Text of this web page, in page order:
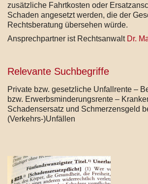
zusätzliche Fahrtkosten oder
Schaden angesetzt werden, die der
Rechtsberatung übersehen würde.
Ansprechpartner ist Rechtsanwalt Dr.
Relevante Suchbegriffe
Private bzw. gesetzliche Unfallrente –
bzw. Erwerbsminderungsrente –
Schadensersatz und Schmerzensgeld
(Verkehrs-)Unfällen